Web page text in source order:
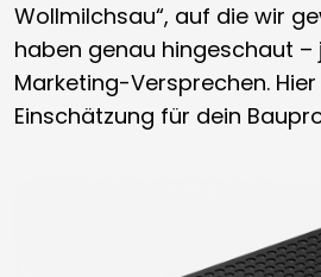
Wollmilchsau“, auf die wir
haben genau hingeschaut –
Marketing-Versprechen.
Einschätzung für dein